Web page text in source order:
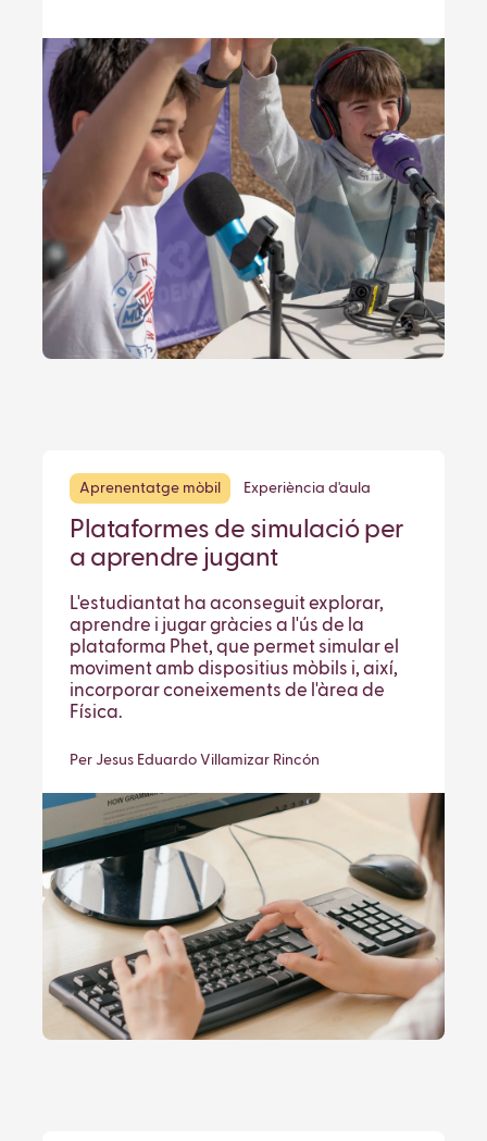
Aprenentatge mòbil Experiència d'aula
Plataformes de simulació per
a aprendre jugant
L'estudiantat ha aconseguit explorar,
aprendre i jugar gràcies a l'ús de la
plataforma Phet, que permet simular el
moviment amb dispositius mòbils i, així,
incorporar coneixements de l'àrea de
Física.
Per Jesus Eduardo Villamizar Rincón